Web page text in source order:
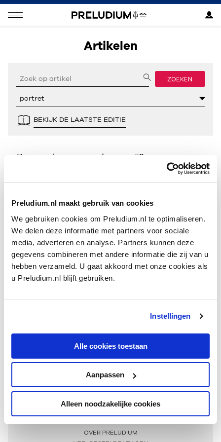
Preludium.nl maakt gebruik van cookies
We gebruiken cookies om Preludium.nl te optimaliseren.
We delen deze informatie met partners voor sociale
media, adverteren en analyse. Partners kunnen deze
gegevens combineren met andere informatie die zij van u
hebben verzameld. U gaat akkoord met onze cookies als
u Preludium.nl blijft gebruiken.
Instellingen
Alle cookies toestaan
Aanpassen
Alleen noodzakelijke cookies
Artikelen
ZOEKEN
BEKIJK DE LAATSTE EDITIE
Geen resultaten gevonden voor “”.
Meer informatie
OVER PRELUDIUM